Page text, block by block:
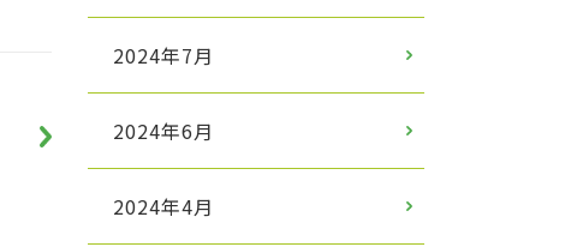
2024年7月
2024年6月
2024年4月